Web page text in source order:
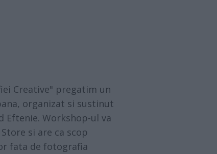
Creative" pregatim un
organizat si sustinut
Workshop-ul va
si are ca scop
fata de fotografia